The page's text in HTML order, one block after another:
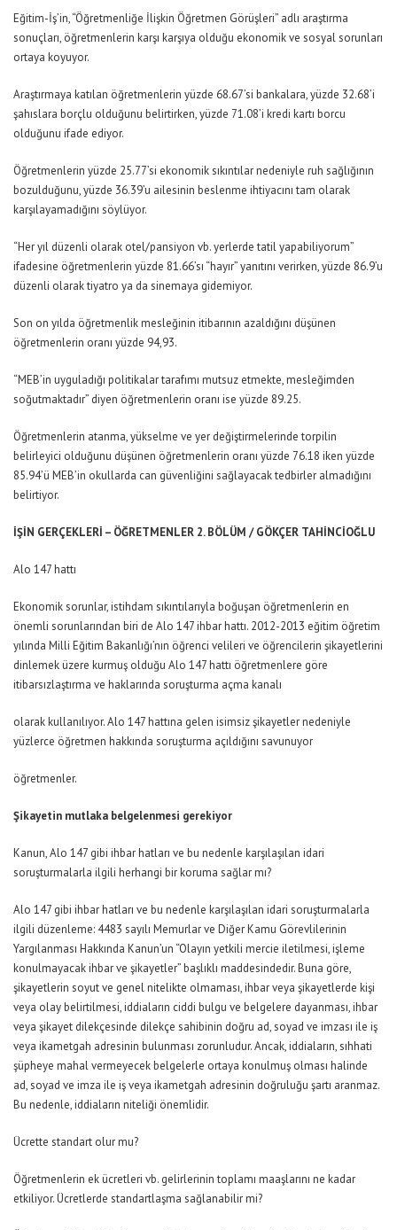
Eğitim-İş’in, “Öğretmenliğe İlişkin Öğretmen Görüşleri” adlı araştırma
sonuçları, öğretmenlerin karşı karşıya olduğu ekonomik ve sosyal sorunları
ortaya koyuyor.
Araştırmaya katılan öğretmenlerin yüzde 68.67’si bankalara, yüzde 32.68’i
şahıslara borçlu olduğunu belirtirken, yüzde 71.08’i kredi kartı borcu
olduğunu ifade ediyor.
Öğretmenlerin yüzde 25.77’si ekonomik sıkıntılar nedeniyle ruh sağlığının
bozulduğunu, yüzde 36.39’u ailesinin beslenme ihtiyacını tam olarak
karşılayamadığını söylüyor.
“Her yıl düzenli olarak otel/pansiyon vb. yerlerde tatil yapabiliyorum”
ifadesine öğretmenlerin yüzde 81.66’sı “hayır” yanıtını verirken, yüzde 86.9’u
düzenli olarak tiyatro ya da sinemaya gidemiyor.
Son on yılda öğretmenlik mesleğinin itibarının azaldığını düşünen
öğretmenlerin oranı yüzde 94,93.
“MEB’in uyguladığı politikalar tarafımı mutsuz etmekte, mesleğimden
soğutmaktadır” diyen öğretmenlerin oranı ise yüzde 89.25.
Öğretmenlerin atanma, yükselme ve yer değiştirmelerinde torpilin
belirleyici olduğunu düşünen öğretmenlerin oranı yüzde 76.18 iken yüzde
85.94’ü MEB’in okullarda can güvenliğini sağlayacak tedbirler almadığını
belirtiyor.
İŞİN GERÇEKLERİ – ÖĞRETMENLER 2. BÖLÜM / GÖKÇER TAHİNCİOĞLU
Alo 147 hattı
Ekonomik sorunlar, istihdam sıkıntılarıyla boğuşan öğretmenlerin en
önemli sorunlarından biri de Alo 147 ihbar hattı. 2012-2013 eğitim öğretim
yılında Milli Eğitim Bakanlığı’nın öğrenci velileri ve öğrencilerin şikayetlerini
dinlemek üzere kurmuş olduğu Alo 147 hattı öğretmenlere göre
itibarsızlaştırma ve haklarında soruşturma açma kanalı
olarak kullanılıyor. Alo 147 hattına gelen isimsiz şikayetler nedeniyle
yüzlerce öğretmen hakkında soruşturma açıldığını savunuyor
öğretmenler.
Şikayetin mutlaka belgelenmesi gerekiyor
Kanun, Alo 147 gibi ihbar hatları ve bu nedenle karşılaşılan idari
soruşturmalarla ilgili herhangi bir koruma sağlar mı?
Alo 147 gibi ihbar hatları ve bu nedenle karşılaşılan idari soruşturmalarla
ilgili düzenleme: 4483 sayılı Memurlar ve Diğer Kamu Görevlilerinin
Yargılanması Hakkında Kanun’un “Olayın yetkili mercie iletilmesi, işleme
konulmayacak ihbar ve şikayetler” başlıklı maddesindedir. Buna göre,
şikayetlerin soyut ve genel nitelikte olmaması, ihbar veya şikayetlerde kişi
veya olay belirtilmesi, iddiaların ciddi bulgu ve belgelere dayanması, ihbar
veya şikayet dilekçesinde dilekçe sahibinin doğru ad, soyad ve imzası ile iş
veya ikametgah adresinin bulunması zorunludur. Ancak, iddiaların, sıhhati
şüpheye mahal vermeyecek belgelerle ortaya konulmuş olması halinde
ad, soyad ve imza ile iş veya ikametgah adresinin doğruluğu şartı aranmaz.
Bu nedenle, iddiaların niteliği önemlidir.
Ücrette standart olur mu?
Öğretmenlerin ek ücretleri vb. gelirlerinin toplamı maaşlarını ne kadar
etkiliyor. Ücretlerde standartlaşma sağlanabilir mi?